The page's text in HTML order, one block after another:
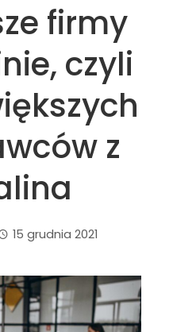
firmy
czyli
z
15 grudnia 2021